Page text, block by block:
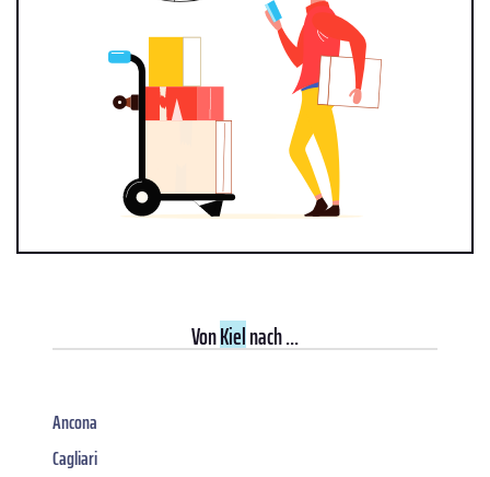
VonKielnach ...
Ancona
Cagliari